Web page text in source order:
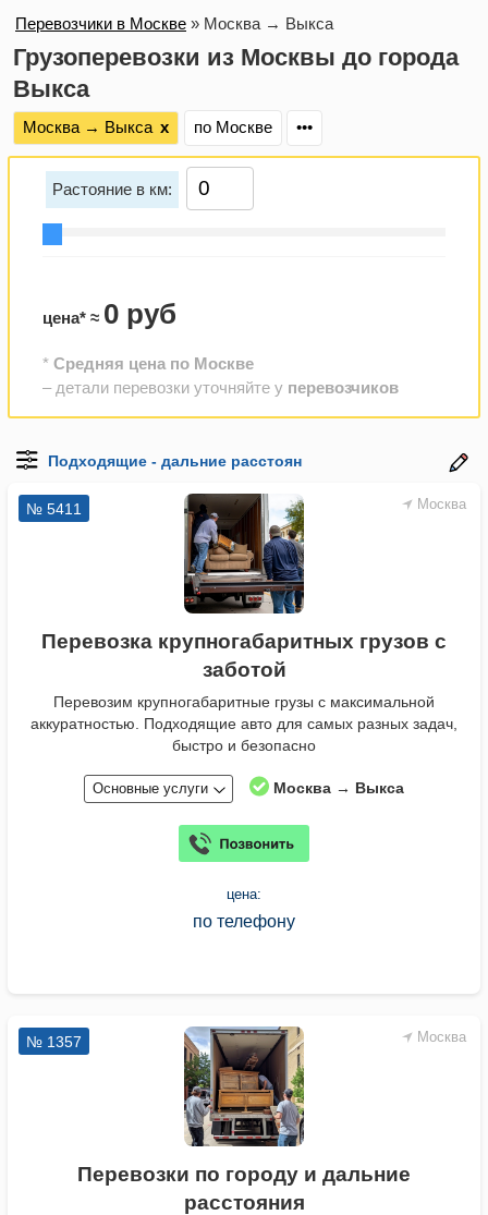
Перевозчики в Москве » Москва → Выкса
Грузоперевозки из Москвы до города
Выкса
Москва → Выкса х по Москве •••
Растояние в км:
цена* ≈ 0 руб
* Средняя цена по Москве
– детали перевозки уточняйте у перевозчиков
Москва
№ 5411
Перевозка крупногабаритных грузов с
заботой
Перевозим крупногабаритные грузы с максимальной
аккуратностью. Подходящие авто для самых разных задач,
быстро и безопасно
Основные услуги Москва → Выкса
цена:
по телефону
Москва
№ 1357
Перевозки по городу и дальние
расстояния